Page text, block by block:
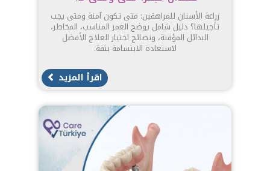
زراعة الأسنان للمراهقين: متى تكون آمنة ومتى يجب
تأجيلها؟ دليل شامل يوضح العمر المناسب، المخاطر،
البدائل المؤقتة، ونصائح اختيار العلاج الأفضل
لاستعادة الابتسامة بثقة.
اقرأ المزيد